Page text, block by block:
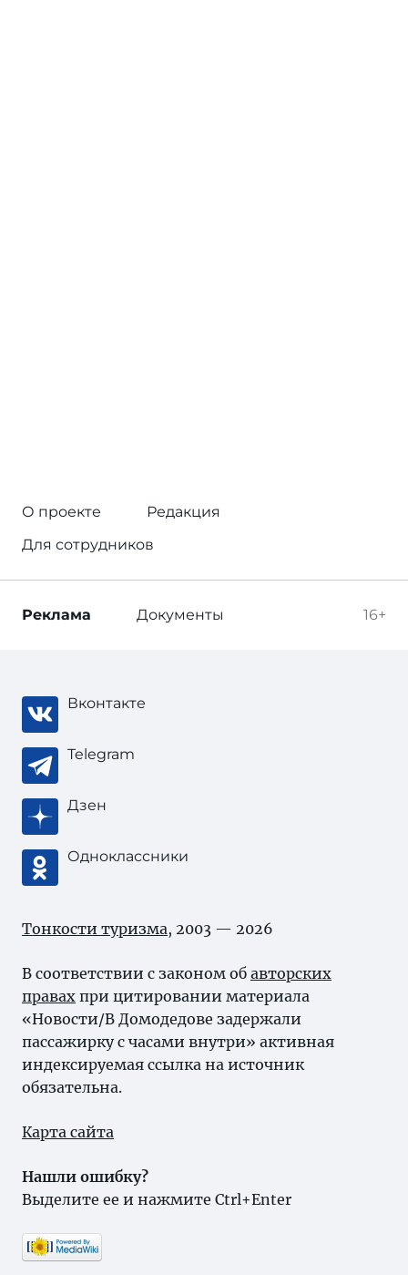
О проекте
Редакция
Для сотрудников
16+
Реклама Документы
Вконтакте
Telegram
Дзен
Одноклассники
Тонкости туризма, 2003 — 2026
В соответствии с законом об авторских
правах при цитировании материала
«Новости/В Домодедове задержали
пассажирку с часами внутри» активная
индексируемая ссылка на источник
обязательна.
Карта сайта
Нашли ошибку?
Выделите ее и нажмите Ctrl+Enter